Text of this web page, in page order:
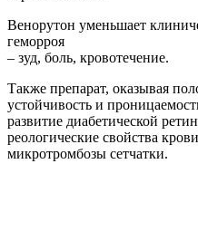
Венорутон уменьшает
геморроя
– зуд, боль, кровотечение.
Также препарат, оказывая
устойчивость и
развитие диабетической
реологические свойства
микротромбозы сетчатки.